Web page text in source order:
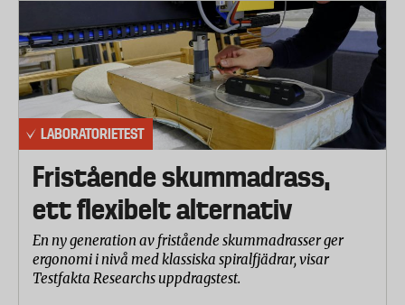
LABORATORIETEST
Fristående skummadrass,
ett flexibelt alternativ
En ny generation av fristående skummadrasser ger
ergonomi i nivå med klassiska spiralfjädrar, visar
Testfakta Researchs uppdragstest.